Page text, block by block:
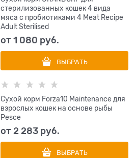
стерилизованных кошек 4 вида
мяса с пробиотиками 4 Meat Recipe
Adult Sterilised
от1 080 руб.
ВЫБРАТЬ
Сухой корм Forza10 Maintenance для
взрослых кошек на основе рыбы
Pesce
от2 283 руб.
ВЫБРАТЬ